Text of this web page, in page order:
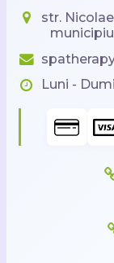
str.
Luni -